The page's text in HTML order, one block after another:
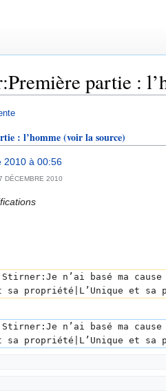
partie :
: l’homme(voir la source)
2010 à 00:56
DÉCEMBRE 2010
n’ai basé ma
sa propriété|L’Unique et
n’ai basé ma
sa propriété|L’Unique et